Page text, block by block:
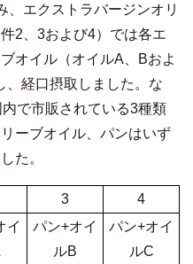
、エクストラバージンオリ
2、3および4）では各エ
オイル（オイルA、Bおよ
、経口摂取しました。な
で市販されている3種類
ーブオイル、パンはいず
た。
3 4
イ
パン+オイ
ルB
パン+オイ
ルC